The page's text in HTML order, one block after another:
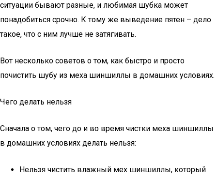
ситуации бывают разные, и любимая шубка может
понадобиться срочно. К тому же выведение пятен – дело
такое, что с ним лучше не затягивать.
Вот несколько советов о том, как быстро и просто
почистить шубу из меха шиншиллы в домашних условиях.
Чего делать нельзя
Сначала о том, чего до и во время чистки меха шиншиллы
в домашних условиях делать нельзя:
Нельзя чистить влажный мех шиншиллы, который